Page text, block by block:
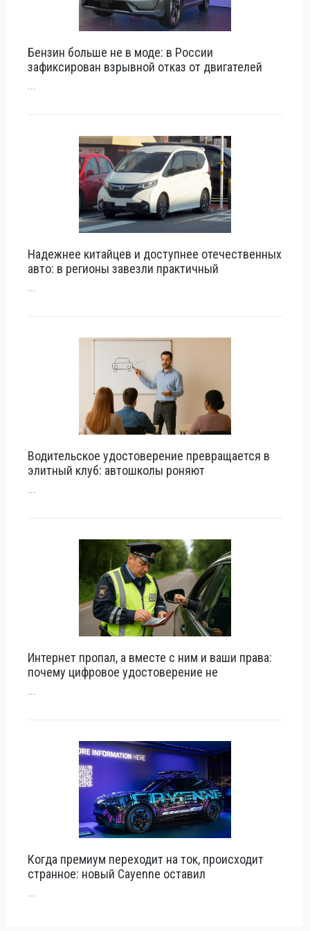
Бензин больше не в моде: в России
зафиксирован взрывной отказ от двигателей
Надежнее китайцев и доступнее отечественных
авто: в регионы завезли практичный
Водительское удостоверение превращается в
элитный клуб: автошколы роняют
Интернет пропал, а вместе с ним и ваши права:
почему цифровое удостоверение не
Когда премиум переходит на ток, происходит
странное: новый Cayenne оставил